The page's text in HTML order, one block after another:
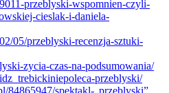
przeblyski-wspomnien-czyli-
cieslak-i-daniela-
05/przeblyski-recenzja-sztuki-
zycia-czas-na-podsumowania/
przeblyski/
84865947/spektakl-„przeblyski”